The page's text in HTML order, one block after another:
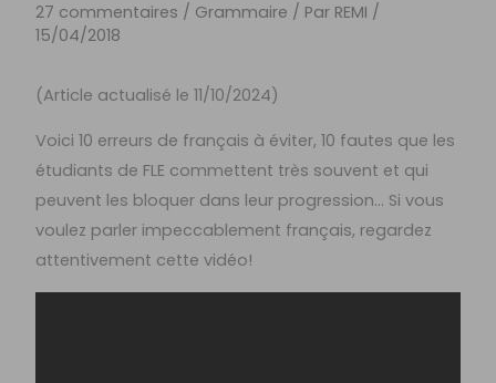
27 commentaires / Grammaire / Par REMI /
15/04/2018
(Article actualisé le 11/10/2024)
Voici 10 erreurs de français à éviter, 10 fautes que les
étudiants de FLE commettent très souvent et qui
peuvent les bloquer dans leur progression… Si vous
voulez parler impeccablement français, regardez
attentivement cette vidéo!